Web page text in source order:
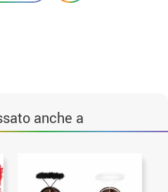
anche a